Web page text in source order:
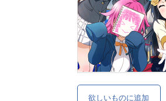
欲しいものに追加